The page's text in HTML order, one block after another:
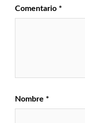
Comentario *
Nombre *